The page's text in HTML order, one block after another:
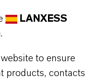
LANXESS
.
to ensure
products, contacts